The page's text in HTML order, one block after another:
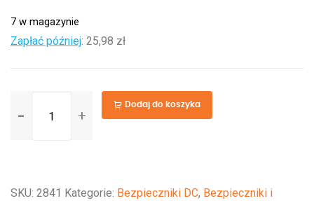
7 w magazynie
Zapłać później: 25,98 zł
MEGA-
Dodaj do koszyka
SKU: 2841 Kategorie: Bezpieczniki DC, Bezpieczniki i